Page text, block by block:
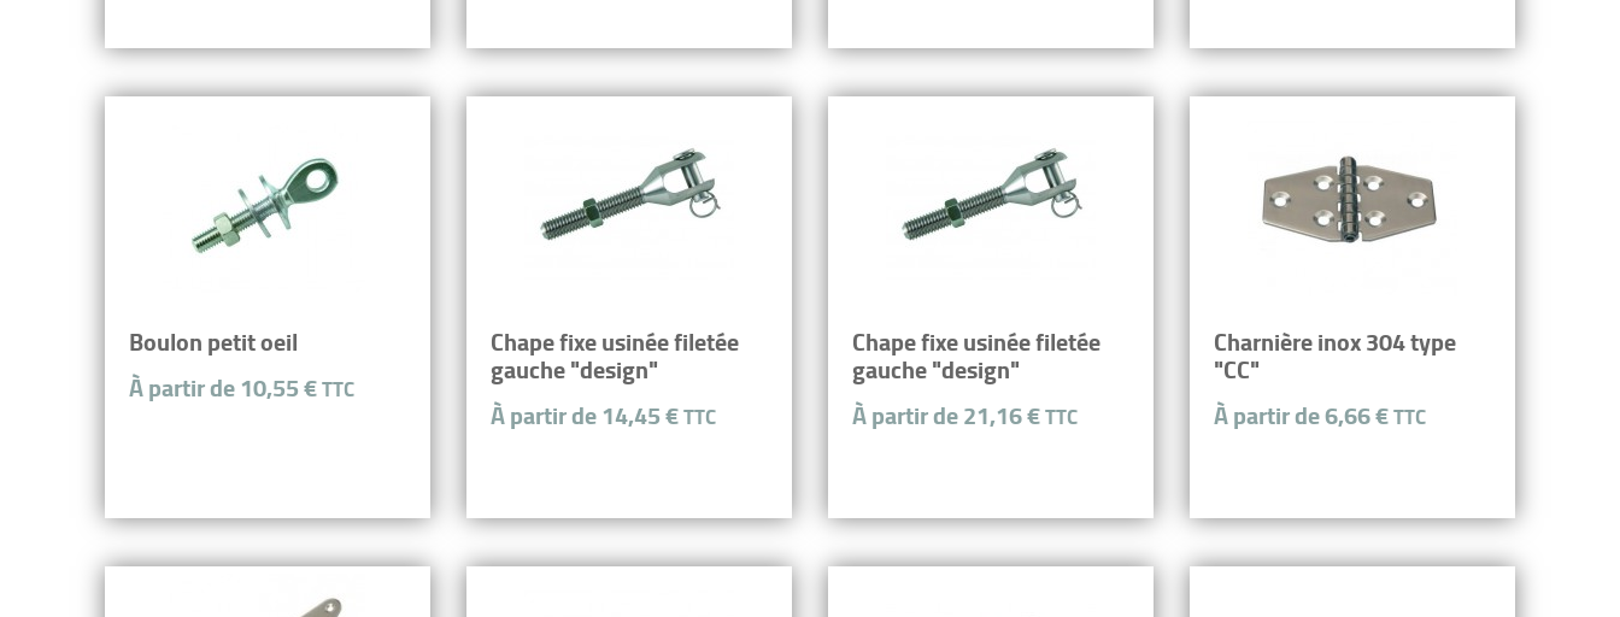
Boulon petit oeil
À partir de 10,55 €TTC
Chape fixe usinée filetée
gauche "design"
À partir de 14,45 €TTC
Chape fixe usinée filetée
gauche "design"
À partir de 21,16 €TTC
Charnière inox 304 type
"CC"
À partir de 6,66 €TTC